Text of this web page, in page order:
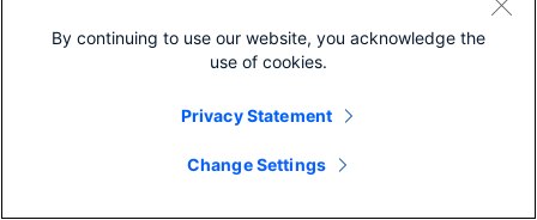
シスコに問い合わせ
覧ください
By continuing to use our website, you acknowledge the
use of cookies.
Privacy Statement
Change Settings